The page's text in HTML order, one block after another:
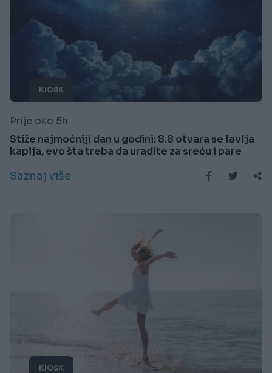
KIOSK
Prije oko 5h
Stiže najmoćniji dan u godini: 8.8 otvara se lavlja
kapija, evo šta treba da uradite za sreću i pare
Saznaj više
KIOSK